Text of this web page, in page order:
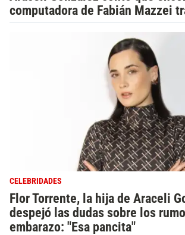
computadora de Fabián Mazzei
CELEBRIDADES
Flor Torrente, la hija de Araceli
despejó las dudas sobre los
embarazo: "Esa pancita"